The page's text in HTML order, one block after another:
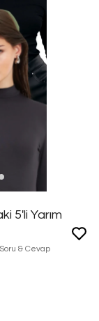
5'li Yarım
& Cevap